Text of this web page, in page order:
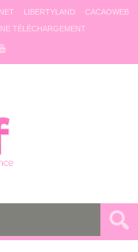
LIBERTYLAND
CACAOWEB
TÉLÉCHARGEMENT